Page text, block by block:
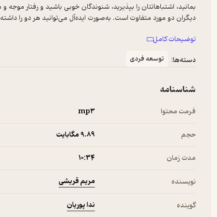
بمانید، اشتباهاتتان را بپذیرید، شنوندگان خوبی باشید و رفتار
دیگران دو مورد متفاوت است. به‌صورت ایده‌آل می‌توانید هر دو را
معنی که شما در تصمیم‌گیری‌هایتان نباید همیشه همه افراد را از
جلب کنیم» با ترجمه مریم قریشی و خوانش ندا پوریان منتشر شده است.
توضیحات کامل
دسته‌ها:
توسعه فردی
شناسنامه
فرمت محتوا mp۳
حجم 9.۸۹ مگابایت
مدت زمان ۱۰:۳۴
نویسنده مریم قریشی
گوینده ندا پوریان